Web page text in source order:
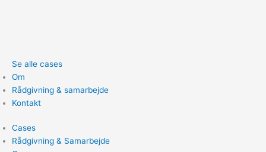
Se alle cases
Om
Rådgivning & samarbejde
Kontakt
Cases
Rådgivning & Samarbejde